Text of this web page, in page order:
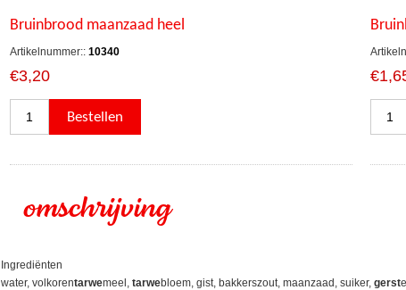
Bruinbrood maanzaad heel
Artikelnummer:: 10340
€3,20
omschrijving
Ingrediënten
water, volkorentarwemeel, tarwebloem, gist, bakkerszout, maanzaad, suiker, gerst